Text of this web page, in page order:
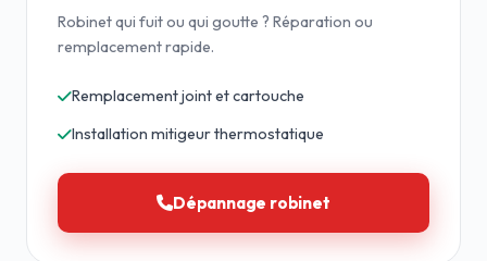
Robinet qui fuit ou qui goutte ? Réparation ou
remplacement rapide.
Remplacement joint et cartouche
Installation mitigeur thermostatique
Dépannage robinet